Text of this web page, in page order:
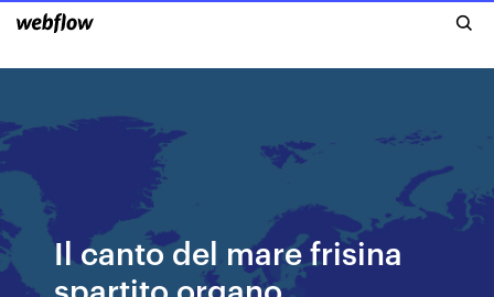
Il canto del mare frisina
spartito organo